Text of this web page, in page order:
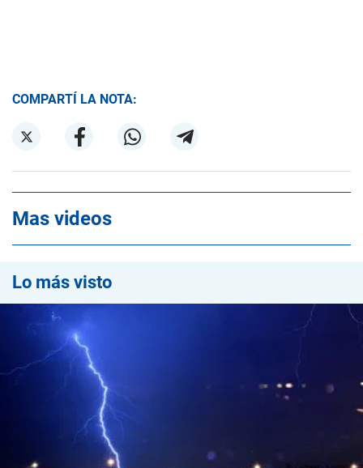
COMPARTÍ LA NOTA:
Mas videos
Lo más visto